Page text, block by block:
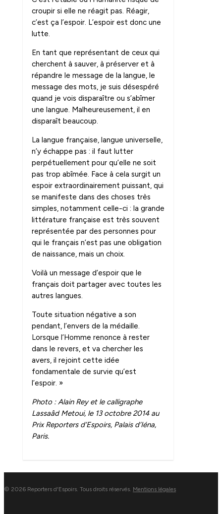
croupir si elle ne réagit pas. Réagir,
c’est ça l’espoir. L’espoir est donc une
lutte.
En tant que représentant de ceux qui
cherchent à sauver, à préserver et à
répandre le message de la langue, le
message des mots, je suis désespéré
quand je vois disparaître ou s’abîmer
une langue. Malheureusement, il en
disparaît beaucoup.
La langue française, langue universelle,
n’y échappe pas : il faut lutter
perpétuellement pour qu’elle ne soit
pas trop abîmée. Face à cela surgit un
espoir extraordinairement puissant, qui
se manifeste dans des choses très
simples, notamment celle-ci : la grande
littérature française est très souvent
représentée par des personnes pour
qui le français n’est pas une obligation
de naissance, mais un choix.
Voilà un message d’espoir que le
français doit partager avec toutes les
autres langues.
Toute situation négative a son
pendant, l’envers de la médaille.
Lorsque l’Homme renonce à rester
dans le revers, et va chercher les
avers, il rejoint cette idée
fondamentale de survie qu’est
l’espoir. »
Photo : Alain Rey et le calligraphe
Lassaâd Metoui, le 13 octobre 2014 au
Prix Reporters d’Espoirs, Palais d’Iéna,
Paris.
© 2026 Reporters d'Espoirs. Tous droits réservés. Mentions légales